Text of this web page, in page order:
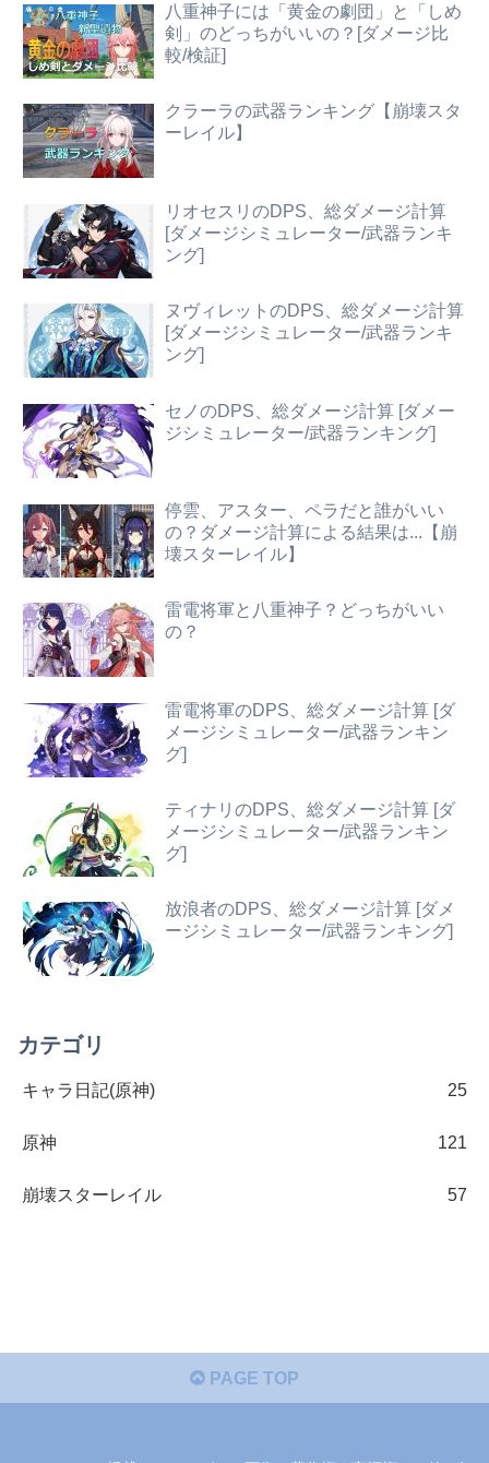
八重神子には「黄金の劇団」と「しめ
剣」のどっちがいいの？[ダメージ比
較/検証]
クラーラの武器ランキング【崩壊スタ
ーレイル】
リオセスリのDPS、総ダメージ計算
[ダメージシミュレーター/武器ランキ
ング]
ヌヴィレットのDPS、総ダメージ計算
[ダメージシミュレーター/武器ランキ
ング]
セノのDPS、総ダメージ計算 [ダメー
ジシミュレーター/武器ランキング]
停雲、アスター、ペラだと誰がいい
の？ダメージ計算による結果は...【崩
壊スターレイル】
雷電将軍と八重神子？どっちがいい
の？
雷電将軍のDPS、総ダメージ計算 [ダ
メージシミュレーター/武器ランキン
グ]
ティナリのDPS、総ダメージ計算 [ダ
メージシミュレーター/武器ランキン
グ]
放浪者のDPS、総ダメージ計算 [ダメ
ージシミュレーター/武器ランキング]
カテゴリ
キャラ日記(原神) 25
原神 121
崩壊スターレイル 57
PAGE TOP